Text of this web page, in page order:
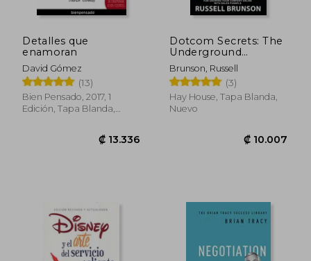
Detalles que
enamoran
David Gómez
(13)
Bien Pensado, 2017, 1
Edición, Tapa Blanda,
Dotcom Secrets: The
Underground
Playbook for
Growing Your
Company Online
With Sales Funnels
(en Inglés)
Brunson, Russell
(3)
Hay House, Tapa Blanda,
Nuevo